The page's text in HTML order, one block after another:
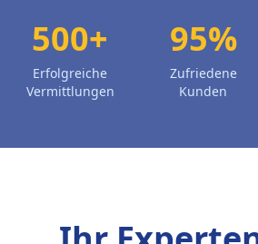
500+
Erfolgreiche
Vermittlungen
95%
Zufriedene
Kunden